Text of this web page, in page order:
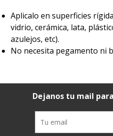
Aplicalo en superficies
vidrio, cerámica, lata,
azulejos, etc).
No necesita pegamento ni
Dejanos tu mail